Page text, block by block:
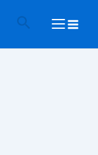
Search